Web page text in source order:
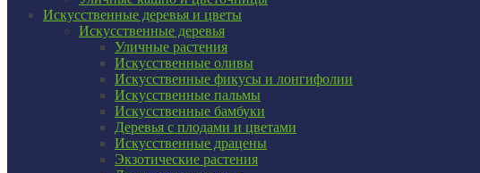
Искусственные деревья и цветы
Искусственные деревья
Уличные растения
Искусственные оливы
Искусственные фикусы и лонгифолии
Искусственные пальмы
Искусственные бамбуки
Деревья с плодами и цветами
Искусственные драцены
Экзотические растения